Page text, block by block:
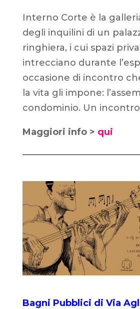
Interno Corte è la
degli inquilini di un
ringhiera, i cui spazi
intrecciano durante
occasione di incontro
la vita gli impone:
condominio. Un
Maggiori info > qui
Bagni Pubblici di Via